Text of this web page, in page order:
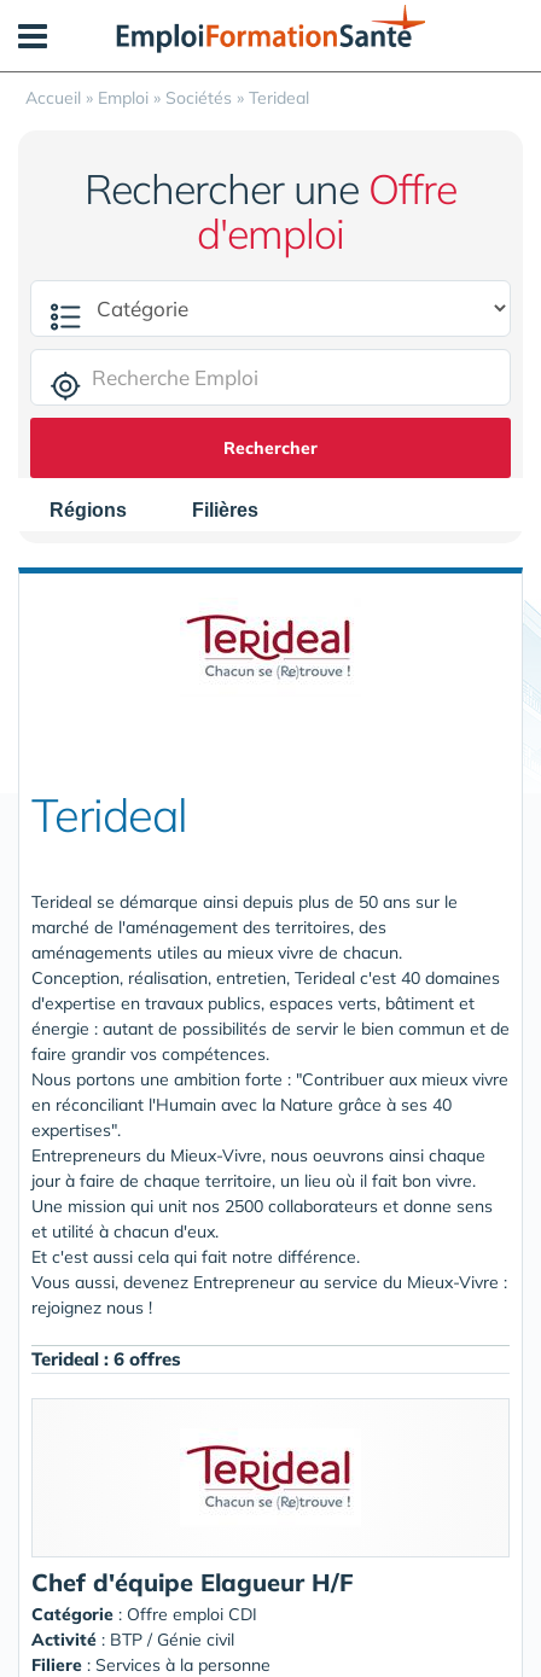
Accueil » Emploi » Sociétés » Terideal
Rechercher une Offre
d'emploi
Rechercher
Régions Filières
Terideal
Terideal se démarque ainsi depuis plus de 50 ans sur le
marché de l'aménagement des territoires, des
aménagements utiles au mieux vivre de chacun.
Conception, réalisation, entretien, Terideal c'est 40 domaines
d'expertise en travaux publics, espaces verts, bâtiment et
énergie : autant de possibilités de servir le bien commun et de
faire grandir vos compétences.
Nous portons une ambition forte : "Contribuer aux mieux vivre
en réconciliant l'Humain avec la Nature grâce à ses 40
expertises".
Entrepreneurs du Mieux-Vivre, nous oeuvrons ainsi chaque
jour à faire de chaque territoire, un lieu où il fait bon vivre.
Une mission qui unit nos 2500 collaborateurs et donne sens
et utilité à chacun d'eux.
Et c'est aussi cela qui fait notre différence.
Vous aussi, devenez Entrepreneur au service du Mieux-Vivre :
rejoignez nous !
Terideal : 6 offres
Chef d'équipe Elagueur H/F
Catégorie : Offre emploi CDI
Activité : BTP / Génie civil
Filiere : Services à la personne